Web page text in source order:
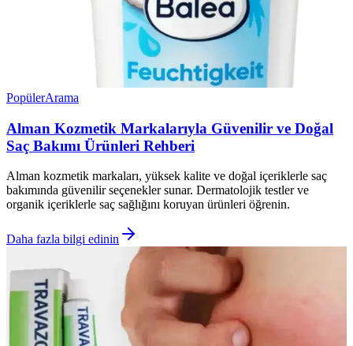
PopülerArama
Alman Kozmetik Markalarıyla Güvenilir ve Doğal
Saç Bakımı Ürünleri Rehberi
Alman kozmetik markaları, yüksek kalite ve doğal içeriklerle saç
bakımında güvenilir seçenekler sunar. Dermatolojik testler ve
organik içeriklerle saç sağlığını koruyan ürünleri öğrenin.
Daha fazla bilgi edinin